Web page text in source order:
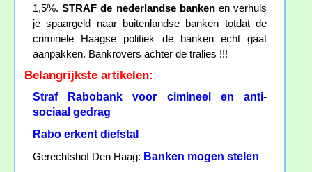
1,5%.STRAF de nederlandse bankenen verhuis
je spaargeld naar buitenlandse banken totdat de
criminele Haagse politiek de banken echt gaat
aanpakken. Bankrovers achter de tralies !!!
Belangrijkste artikelen:
Straf Rabobank voor cimineel en anti-
sociaal gedrag
Rabo erkent diefstal
Gerechtshof Den Haag: Banken mogen stelen